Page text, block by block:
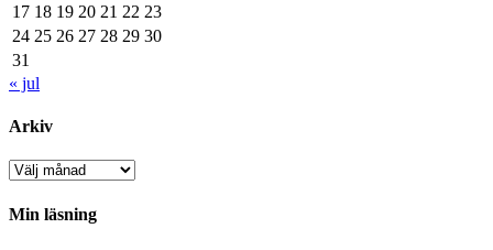
17 18 19 20 21 22 23
24 25 26 27 28 29 30
31
« jul
Arkiv
Arkiv
Min läsning